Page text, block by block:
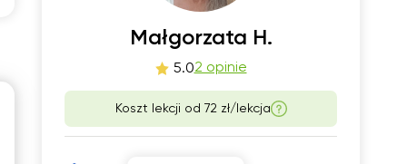
Małgorzata H.
5.02 opinie
Koszt lekcji od 72 zł/lekcja